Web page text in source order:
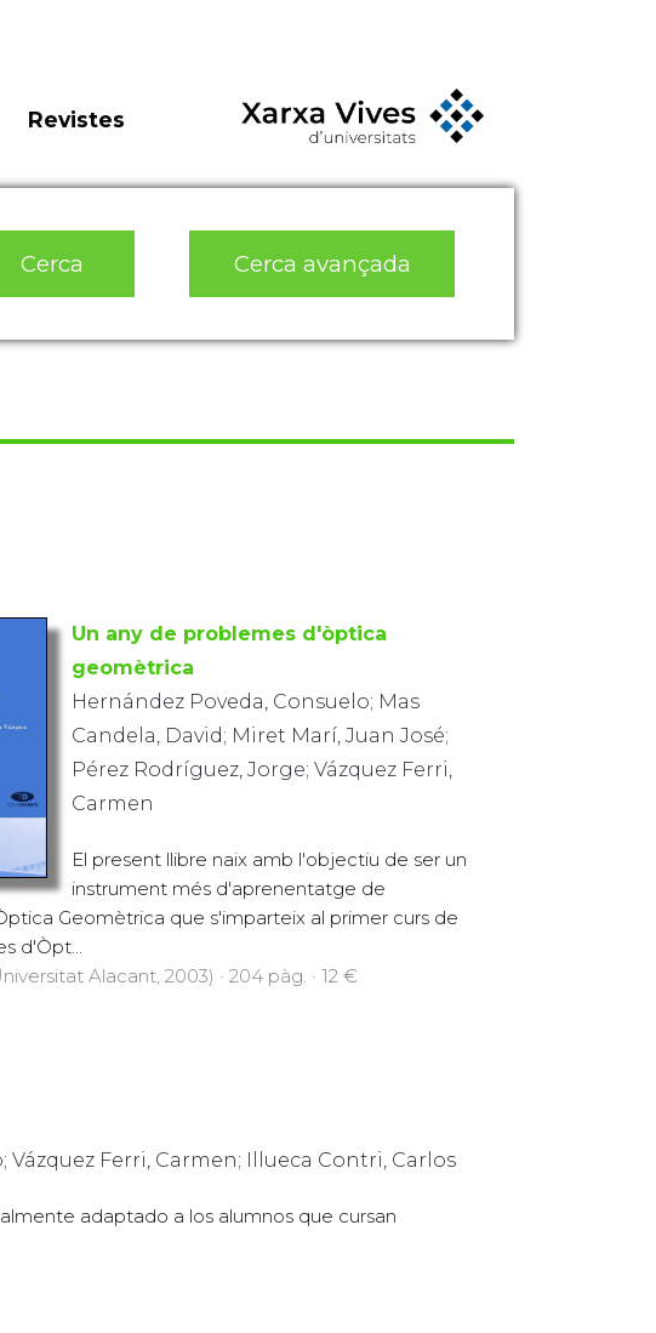
Revistes
Cerca Cerca avançada
Un any de problemes d'òptica
geomètrica
Hernández Poveda, Consuelo; Mas
Candela, David; Miret Marí, Juan José;
Pérez Rodríguez, Jorge; Vázquez Ferri,
Carmen
El present llibre naix amb l'objectiu de ser un
instrument més d'aprenentatge de
Geomètrica que s'imparteix al primer curs de
d'Òpt...
Alacant, 2003) · 204 pàg. · 12 €
Ferri, Carmen; Illueca Contri, Carlos
adaptado a los alumnos que cursan